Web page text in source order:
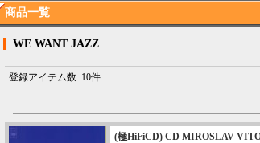
商品一覧
WE WANT JAZZ
登録アイテム数: 10件
(極HiFiCD) CD MIROSLAV